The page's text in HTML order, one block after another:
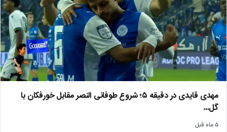
مهدی قایدی در دقیقه ۵؛ شروع طوفانی النصر مقابل خورفکان با
گل…
۵ ماه قبل